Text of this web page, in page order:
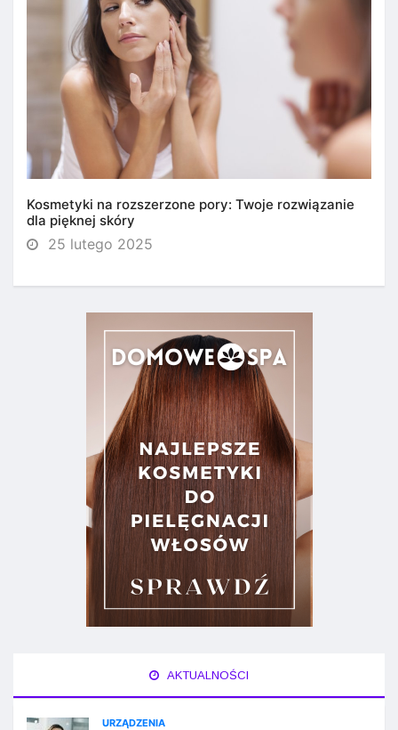
Kosmetyki na rozszerzone pory: Twoje rozwiązanie
dla pięknej skóry
25 lutego 2025
AKTUALNOŚCI
URZĄDZENIA